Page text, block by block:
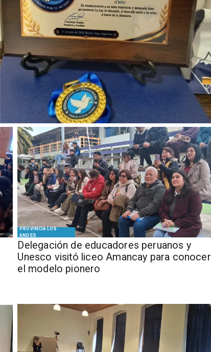
PROVINCIA LOS
ANDES
Delegación de educadores peruanos y
Unesco visitó liceo Amancay para conocer
el modelo pionero